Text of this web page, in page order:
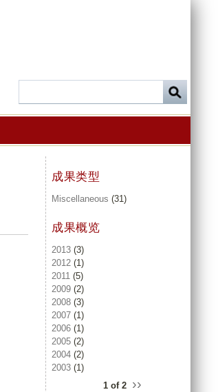
成果类型
Miscellaneous (31)
成果概览
2013 (3)
2012 (1)
2011 (5)
2009 (2)
2008 (3)
2007 (1)
2006 (1)
2005 (2)
2004 (2)
2003 (1)
1 of 2 ››